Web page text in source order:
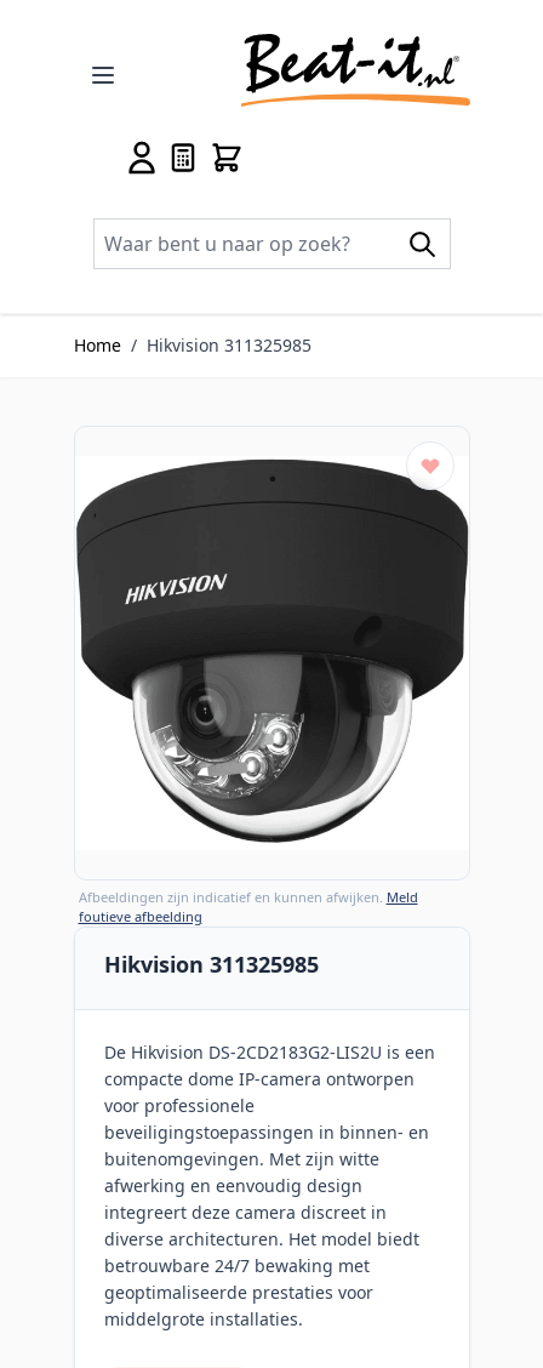
Home / Hikvision 311325985
Afbeeldingen zijn indicatief en kunnen afwijken. Meld
foutieve afbeelding
Hikvision 311325985
De Hikvision DS-2CD2183G2-LIS2U is een
compacte dome IP-camera ontworpen
voor professionele
beveiligingstoepassingen in binnen- en
buitenomgevingen. Met zijn witte
afwerking en eenvoudig design
integreert deze camera discreet in
diverse architecturen. Het model biedt
betrouwbare 24/7 bewaking met
geoptimaliseerde prestaties voor
middelgrote installaties.